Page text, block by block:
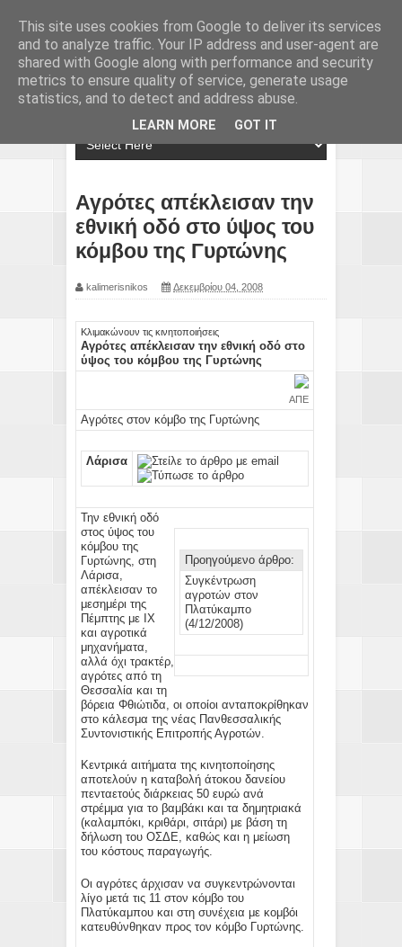
Αγρότες απέκλεισαν την
εθνική οδό στο ύψος του
κόμβου της Γυρτώνης
kalimerisnikos Δεκεμβρίου 04, 2008
Κλιμακώνουν τις κινητοποιήσεις
Αγρότες απέκλεισαν την εθνική οδό στο
ύψος του κόμβου της Γυρτώνης
ΑΠΕ
Αγρότες στον κόμβο της Γυρτώνης
Λάρισα
Προηγούμενο άρθρο:
Συγκέντρωση
αγροτών στον
Πλατύκαμπο
(4/12/2008)
Την εθνική οδό
στος ύψος του
κόμβου της
Γυρτώνης, στη
Λάρισα,
απέκλεισαν το
μεσημέρι της
Πέμπτης με ΙΧ
και αγροτικά
μηχανήματα,
αλλά όχι τρακτέρ,
αγρότες από τη
Θεσσαλία και τη
βόρεια Φθιώτιδα, οι οποίοι ανταποκρίθηκαν
στο κάλεσμα της νέας Πανθεσσαλικής
Συντονιστικής Επιτροπής Αγροτών.
Κεντρικά αιτήματα της κινητοποίησης
αποτελούν η καταβολή άτοκου δανείου
πενταετούς διάρκειας 50 ευρώ ανά
στρέμμα για το βαμβάκι και τα δημητριακά
(καλαμπόκι, κριθάρι, σιτάρι) με βάση τη
δήλωση του ΟΣΔΕ, καθώς και η μείωση
του κόστους παραγωγής.
Οι αγρότες άρχισαν να συγκεντρώνονται
λίγο μετά τις 11 στον κόμβο του
Πλατύκαμπου και στη συνέχεια με κομβόι
κατευθύνθηκαν προς τον κόμβο Γυρτώνης.
This site uses cookies from Google to deliver its services
and to analyze traffic. Your IP address and user-agent are
shared with Google along with performance and security
metrics to ensure quality of service, generate usage
statistics, and to detect and address abuse.
LEARN MORE GOT IT